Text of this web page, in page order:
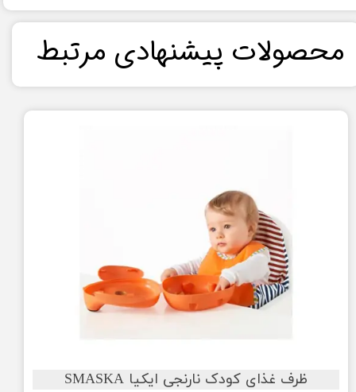
ظرف غذای کودک نارنجی ایکیا SMASKA
​محصولات پیشنهادی مرتبط​​​​​​​